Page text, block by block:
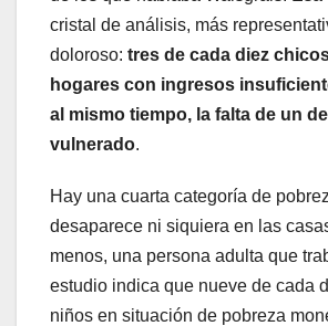
cristal de análisis, más
doloroso: tres de cada diez
hogares con ingresos
al mismo tiempo, la falta de un
vulnerado.
Hay una cuarta categoría de
desaparece ni siquiera en las
menos, una persona adulta que
estudio indica que nueve de cada
niños en situación de pobreza